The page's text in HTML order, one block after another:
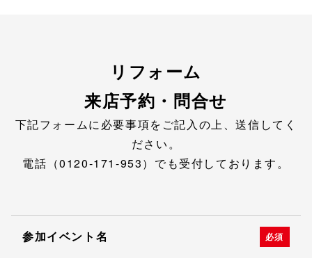
リフォーム
来店予約・問合せ
下記フォームに必要事項をご記入の上、送信してく
ださい。
電話（0120-171-953）でも受付しております。
参加イベント名 必須